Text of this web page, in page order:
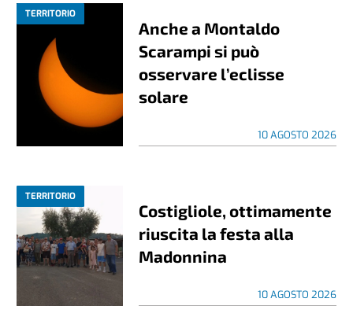
TERRITORIO
Anche a Montaldo
Scarampi si può
osservare l’eclisse
solare
10 AGOSTO 2026
TERRITORIO
Costigliole, ottimamente
riuscita la festa alla
Madonnina
10 AGOSTO 2026